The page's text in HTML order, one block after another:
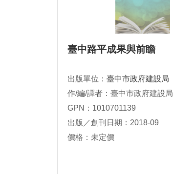
臺中路平成果與前瞻
出版單位： 臺中市政府建設局
作/編/譯者：臺中市政府建設局
GPN：1010701139
出版／創刊日期：2018-09
價格：未定價